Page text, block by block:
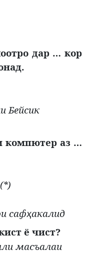
дар … кор
Бейсик
компютер аз …
сафҳакалид
ё чист?
масъалаи